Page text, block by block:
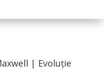
| Evoluție